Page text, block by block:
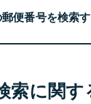
便番号を検索
索に関す